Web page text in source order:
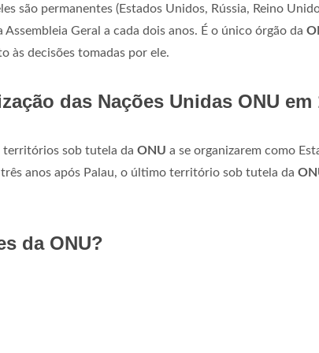
são permanentes (Estados Unidos, Rússia, Reino
Geral a cada dois anos. É o único órgão da
às decisões tomadas por ele.
das Nações Unidas ONU em
territórios sob tutela da ONU a se organizarem como
três anos após Palau, o último território sob tutela da
da ONU?